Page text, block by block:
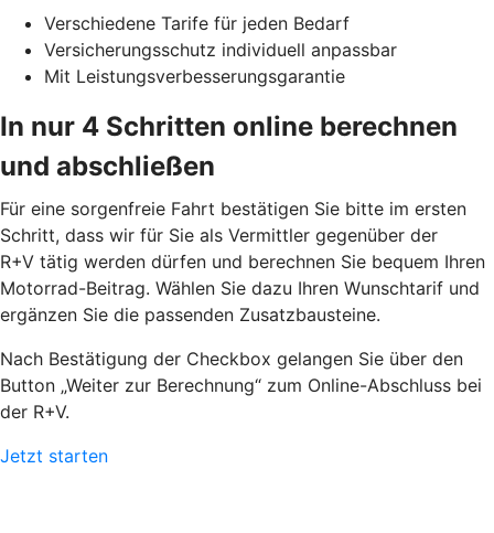
Verschiedene Tarife für jeden Bedarf
Versicherungsschutz individuell anpassbar
Mit Leistungsverbesserungsgarantie
In nur 4 Schritten online berechnen
und abschließen
Für eine sorgenfreie Fahrt bestätigen Sie bitte im ersten
Schritt, dass wir für Sie als Vermittler gegenüber der
R+V tätig werden dürfen und berechnen Sie bequem Ihren
Motorrad-Beitrag. Wählen Sie dazu Ihren Wunschtarif und
ergänzen Sie die passenden Zusatzbausteine.
Nach Bestätigung der Checkbox gelangen Sie über den
Button „Weiter zur Berechnung“ zum Online-Abschluss bei
der R+V.
Jetzt starten